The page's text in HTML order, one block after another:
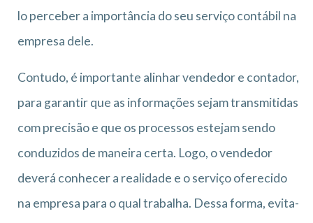
lo perceber a importância do seu serviço contábil na
empresa dele.
Contudo, é importante alinhar vendedor e contador,
para garantir que as informações sejam transmitidas
com precisão e que os processos estejam sendo
conduzidos de maneira certa. Logo, o vendedor
deverá conhecer a realidade e o serviço oferecido
na empresa para o qual trabalha. Dessa forma, evita-